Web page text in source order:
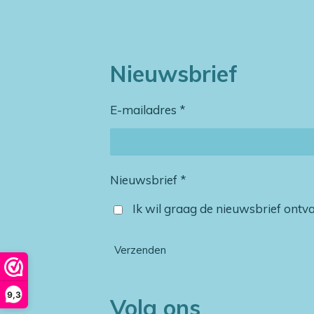
9,3
Nieuwsbrief
E-mailadres *
Nieuwsbrief *
Ik wil graag de nieuwsbrief
Verzenden
Volg ons